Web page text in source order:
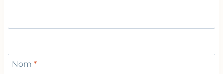
Nom *